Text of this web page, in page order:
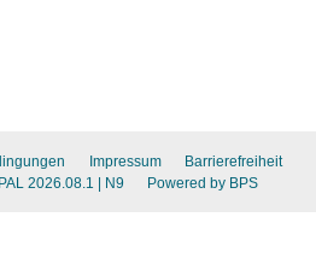
Impressum
Barrierefreiheit
2026.08.1 | N9 Powered by BPS